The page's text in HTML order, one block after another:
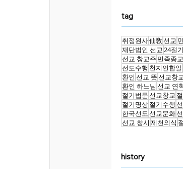
tag
취정원사仙敎 선교
재단법인 선교24절
선교 창교주 민족종
선도수행 천지인합일
환인 선교 뜻 선교창
환인 하느님 선교 연
절기법문 선교창교
절기명상절기수행
한국선도 선교문화
선교 창시 제천의식
history